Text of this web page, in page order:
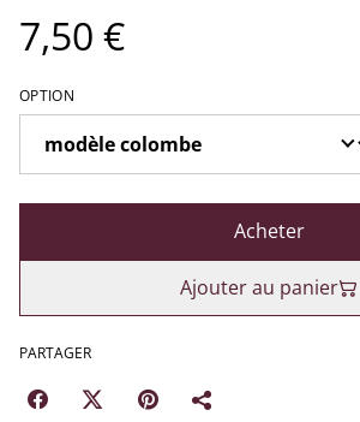
7,50 €
OPTION
Acheter
Ajouter au panier
PARTAGER